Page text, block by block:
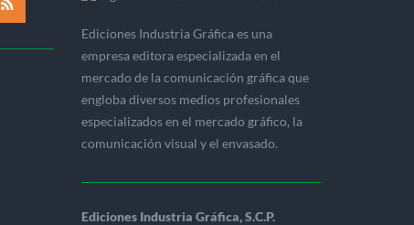
Ediciones Industria Gráfica es una
empresa editora especializada en el
mercado de la comunicación gráfica que
engloba diversos medios profesionales
especializados en el mercado gráfico, la
comunicación visual y el envasado.
Ediciones Industria Gráfica, S.C.P.